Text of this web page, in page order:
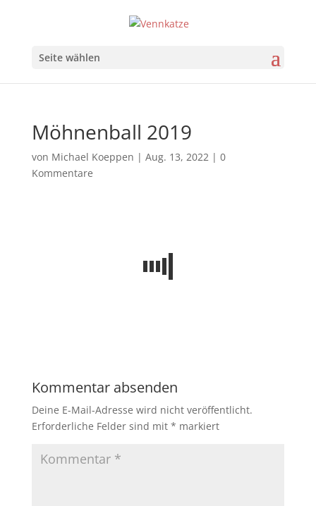
Seite wählen
Möhnenball 2019
von Michael Koeppen | Aug. 13, 2022| 0
Kommentare
Kommentar absenden
Deine E-Mail-Adresse wird nicht veröffentlicht.
Erforderliche Felder sind mit * markiert